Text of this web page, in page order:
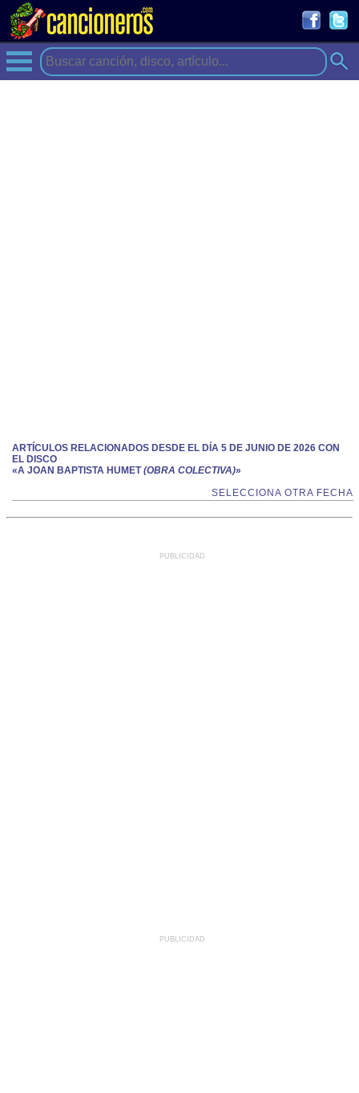
ARTÍCULOS RELACIONADOS DESDE EL DÍA 5 DE JUNIO DE 2026 CON
EL DISCO
«A JOAN BAPTISTA HUMET(OBRA COLECTIVA)»
SELECCIONA OTRA FECHA
PUBLICIDAD
PUBLICIDAD